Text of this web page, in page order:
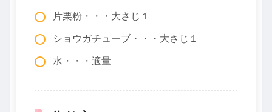
片栗粉・・・大さじ１
ショウガチューブ・・・大さじ１
水・・・適量